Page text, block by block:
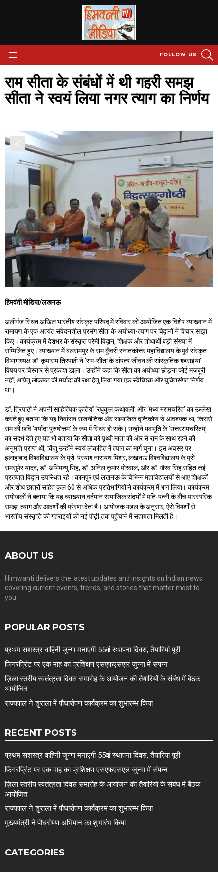
FOLLOW US
राम सीता के संबंधों में थी गहरी समझ
सीता ने स्वयं लिया नगर त्याग का निर्णय
हिमवंती मीडिया/लखनऊ
अलीगंज स्थित अखिल भारतीय संस्कृत परिषद् में रविवार को आयोजित एक विशेष व्याख्यान में
रामायण के एक अत्यंत संवेदनशील प्रसंग सीता के अयोध्या-त्याग पर विद्वानों ने विचार साझा
किए। कार्यक्रम में देशभर के संस्कृत प्रेमी विद्वान, शिक्षक और शोधार्थी बड़ी संख्या में
सम्मिलित हुए। व्याख्यान में बलरामपुर के राम कुँवरी स्नातकोत्तर महाविद्यालय के पूर्व संस्कृत
विभागाध्यक्ष डॉ. कृपाराम त्रिपाठी ने ‘राम-सीता के दांपत्य जीवन की सांस्कृतिक गहराइया’
विषय पर विस्तार से प्रकाश डाला। उन्होंने कहा कि सीता का अयोध्या छोड़ना कोई मजबूरी
नहीं, अपितु लोकमत की मर्यादा की रक्षा हेतु लिया गया एक स्वैच्छिक और युक्तिसंगत निर्णय
था।
डॉ. त्रिपाठी ने अपनी साहित्यिक कृतियाँ ‘रघुकुल कथावली’ और ‘मध्य मरामचरित’ का उल्लेख
करते हुए बताया कि यह निर्वासन राजनीतिक और सामाजिक दृष्टिकोण से आवश्यक था, जिससे
राम की छवि ‘मर्यादा पुरुषोत्तम’ के रूप में स्थिर हो सके। उन्होंने भवभूति के ‘उत्तररामचरितम्’
का संदर्भ देते हुए यह भी बताया कि सीता को पृथ्वी माता की ओर से राम के साथ रहने की
अनुमति प्राप्त थी, किंतु उन्होंने स्वयं लोकहित में त्याग का मार्ग चुना। इस अवसर पर
इलाहाबाद विश्वविद्यालय के प्रो. प्रयाग नारायण मिश्र, लखनऊ विश्वविद्यालय के प्रो.
रामसुमेर यादव, डॉ. अभिमन्यु सिंह, डॉ. अनिल कुमार पोरवाल, और डॉ. गौरव सिंह सहित कई
प्रख्यात विद्वान उपस्थित रहे। कानपुर एवं लखनऊ के विभिन्न महाविद्यालयों से आए शिक्षकों
और शोध छात्रों सहित कुल 60 से अधिक प्रतिभागियों ने कार्यक्रम में भाग लिया। कार्यक्रम
संयोजकों ने बताया कि यह व्याख्यान वर्तमान सामाजिक संदर्भों में पति-पत्नी के बीच पारस्परिक
समझ, त्याग और आदर्शों की प्रेरणा देता है। आयोजक मंडल के अनुसार, ऐसे विमर्शों से
भारतीय संस्कृति की गहराइयों को नई पीढ़ी तक पहुँचाने में सहायता मिलती है।
ABOUT US
Himwanti delivers the latest updates and insights on Indian news,
covering current events, trends, and stories that matter most to
you.
POPULAR POSTS
प्रथम सशस्त्र वाहिनी जुन्गा मनाएगी 55वां स्थापना दिवस, तैयारियां पूरी
फिंगरप्रिंट पर एक माह का प्रशिक्षण एसएफएसएल जुन्गा में संपन्न
ज़िला स्तरीय स्वतंत्रता दिवस समारोह के आयोजन की तैयारियों के संबंध में बैठक
आयोजित
राज्यपाल ने शुराला में पौधारोपण कार्यक्रम का शुभारम्भ किया
RECENT POSTS
प्रथम सशस्त्र वाहिनी जुन्गा मनाएगी 55वां स्थापना दिवस, तैयारियां पूरी
फिंगरप्रिंट पर एक माह का प्रशिक्षण एसएफएसएल जुन्गा में संपन्न
ज़िला स्तरीय स्वतंत्रता दिवस समारोह के आयोजन की तैयारियों के संबंध में बैठक
आयोजित
राज्यपाल ने शुराला में पौधारोपण कार्यक्रम का शुभारम्भ किया
मुख्यमंत्री ने पौधरोपण अभियान का शुभारंभ किया
CATEGORIES